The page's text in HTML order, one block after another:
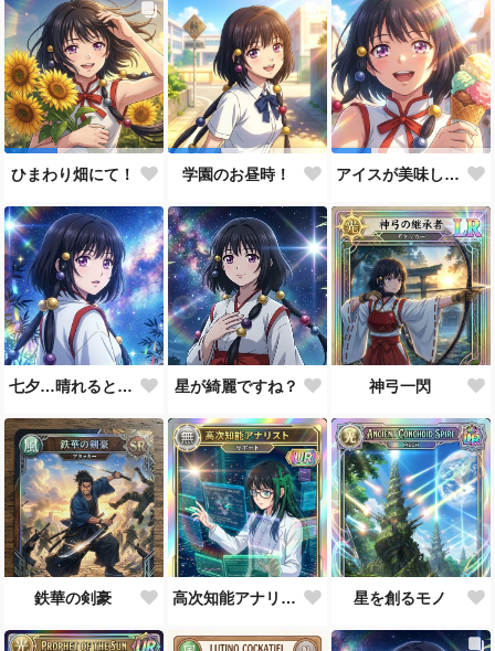
ひまわり畑にて！ 学園のお昼時！ アイスが美味しい季節です
七夕…晴れると良いなぁ。 星が綺麗ですね？ 神弓一閃
鉄華の剣豪 高次知能アナリスト MEI（Mathematical Electronic Intelligenc） 星を創るモノ